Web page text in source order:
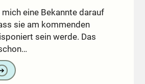
eine Bekannte darauf
sie am kommenden
sein werde. Das